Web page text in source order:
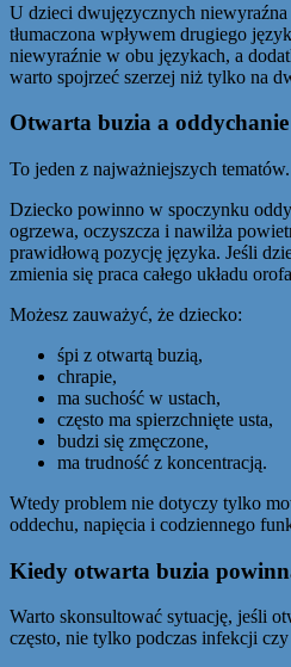
U dzieci dwujęzycznych
tłumaczona wpływem drugiego
niewyraźnie w obu językach, a
warto spojrzeć szerzej niż tylko na
Otwarta buzia a oddychanie
To jeden z najważniejszych tematów.
Dziecko powinno w spoczynku
ogrzewa, oczyszcza i nawilża
prawidłową pozycję języka. Jeśli
zmienia się praca całego układu
Możesz zauważyć, że dziecko:
śpi z otwartą buzią,
chrapie,
ma suchość w ustach,
często ma spierzchnięte usta,
budzi się zmęczone,
ma trudność z koncentracją.
Wtedy problem nie dotyczy tylko
oddechu, napięcia i codziennego
Kiedy otwarta buzia
Warto skonsultować sytuację, jeśli
często, nie tylko podczas infekcji czy